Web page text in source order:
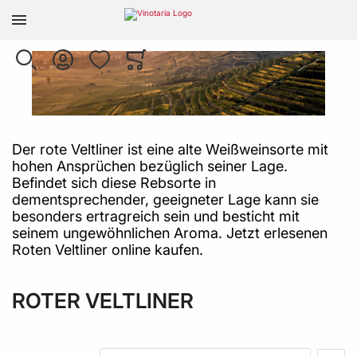
SUCHE KONTO WUNSCHLISTEWARENKORB
Minicart
Der rote Veltliner ist eine alte Weißweinsorte mit
hohen Ansprüchen bezüglich seiner Lage.
Befindet sich diese Rebsorte in
dementsprechender, geeigneter Lage kann sie
besonders ertragreich sein und besticht mit
seinem ungewöhnlichen Aroma. Jetzt erlesenen
Roten Veltliner online kaufen.
ROTER VELTLINER